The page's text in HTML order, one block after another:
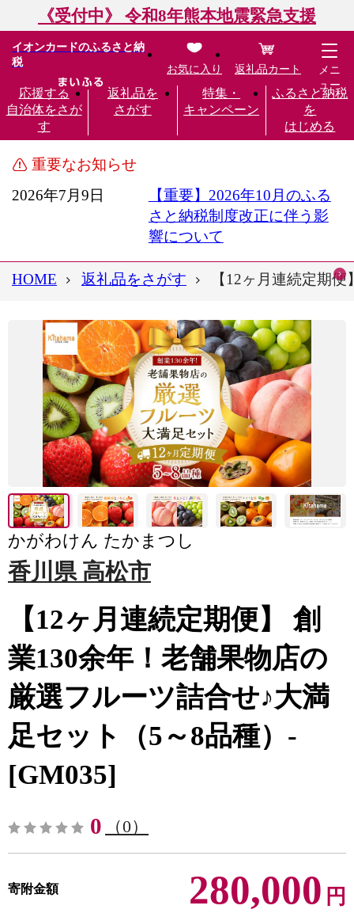
《受付中》 令和8年熊本地震緊急支援
イオンカードのふるさと納
税
応援する
自治体をさが
す
返礼品を
さがす
特集・
キャンペーン
ふるさと納税
を
はじめる
お気に入り 返礼品カート
メニ
ュー
重要なお知らせ
2026年7月9日
【重要】2026年10月のふる
さと納税制度改正に伴う影
響について
HOME 返礼品をさがす 【12ヶ月連続定期
かがわけん たかまつし
香川県 高松市
【12ヶ月連続定期便】 創
業130余年！老舗果物店の
厳選フルーツ詰合せ♪大満
足セット（5～8品種）-
[GM035]
0 （0）
寄附金額 280,000 円